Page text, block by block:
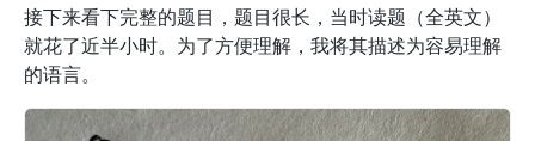
接下来看下完整的题目，题目很长，当时读题（全英文）
就花了近半小时。为了方便理解，我将其描述为容易理解
的语言。